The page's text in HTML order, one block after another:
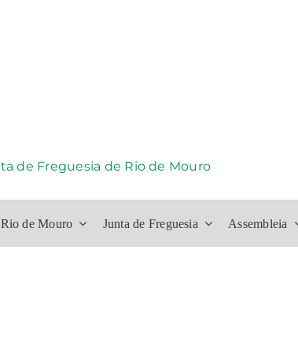
Rio de Mouro Junta de Freguesia Assembleia